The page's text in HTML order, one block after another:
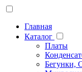
Главная
Каталог
Платы
Бегунки,